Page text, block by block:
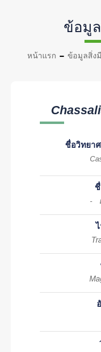
ข้อมู
หน้าแรก ข้อมูลสิ่ง
ชื่อวิทยา
-